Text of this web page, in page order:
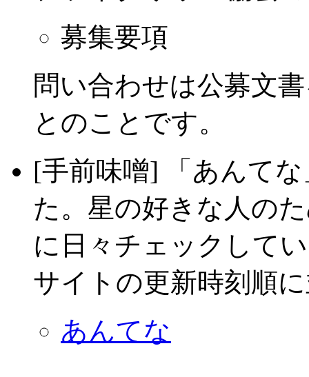
募集要項
問い合わせは公募文
とのことです。
[手前味噌] 「あんて
た。星の好きな人の
に日々チェックして
サイトの更新時刻順
あんてな